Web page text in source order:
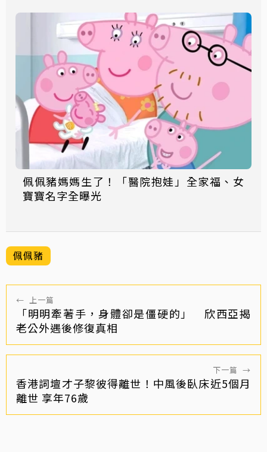
佩佩豬媽媽生了！「醫院抱娃」全家福、女
寶寶名字全曝光
佩佩豬
← 上一篇
「明明牽著手，身體卻是僵硬的」 欣西亞揭
老公外遇後修復真相
下一篇 →
香港詞壇才子黎彼得離世！中風後臥床近5個月
離世 享年76歲